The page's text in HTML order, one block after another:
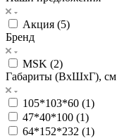
Акция (5)
Бренд
MSK (2)
Габариты (ВхШхГ), см
105*103*60 (1)
47*40*100 (1)
64*152*232 (1)